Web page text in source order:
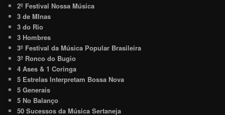
2º Festival Nossa Música
3 de MInas
3 do Rio
3 Hombres
3º Festival da Música Popular Brasileira
3º Ronco do Bugio
4 Ases & 1 Coringa
5 Estrelas Interpretam Bossa Nova
5 Generais
5 No Balanço
50 Sucessos da Música Sertaneja